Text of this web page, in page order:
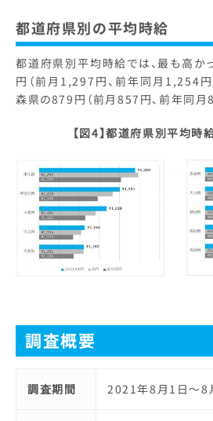
都道府県別の平均時給
都道府県別平均時給では、最も高か
円（前月1,297円、前年同月1,254円
森県の879円（前月857円、前年同月
【図4】都道府県別平均時
調査概要
調査期間 2021年8月1日～8